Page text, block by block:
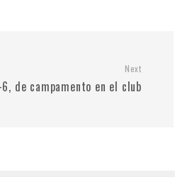
Next
de campamento en el club